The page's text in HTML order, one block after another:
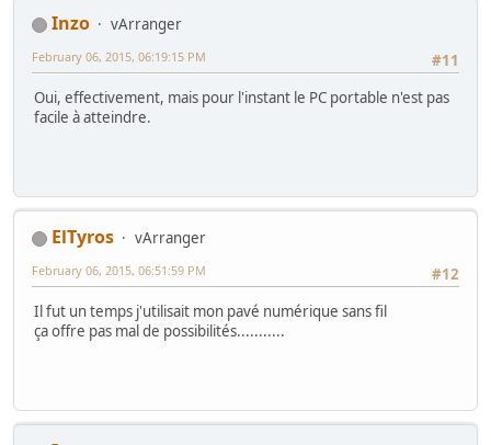
Inzo
vArranger
#11
February 06, 2015, 06:19:15 PM
Oui, effectivement, mais pour l'instant le PC portable n'est pas
facile à atteindre.
ElTyros
vArranger
#12
February 06, 2015, 06:51:59 PM
Il fut un temps j'utilisait mon pavé numérique sans fil
ça offre pas mal de possibilités...........